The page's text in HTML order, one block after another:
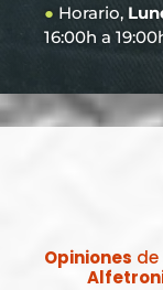
● Horario,
16:00h a
Opiniones